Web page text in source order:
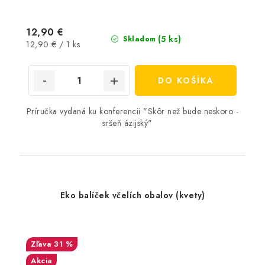
Skladom (5 ks)
12,90 €
Jednotková
12,90 € / 1 ks
DO KOŠÍKA
Príručka vydaná ku konferencii "Skôr než bude neskoro -
sršeň ázijský"
Eko balíček včelích obalov (kvety)
31 %
Akcia